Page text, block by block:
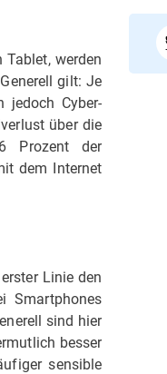
werden
gilt: Je
jedoch Cyber-
über die
Prozent der
dem Internet
Linie den
Smartphones
sind hier
besser
sensible